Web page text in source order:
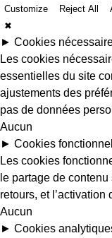
Customize Reject All
✖
► Cookies
Les cookies
essentielles du site
ajustements des
pas de données
Aucun
► Cookies
Les cookies
le partage de
retours, et l’activation
Aucun
► Cookies